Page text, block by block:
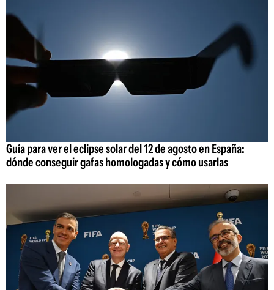
Guía para ver el eclipse solar del 12 de agosto en España:
dónde conseguir gafas homologadas y cómo usarlas